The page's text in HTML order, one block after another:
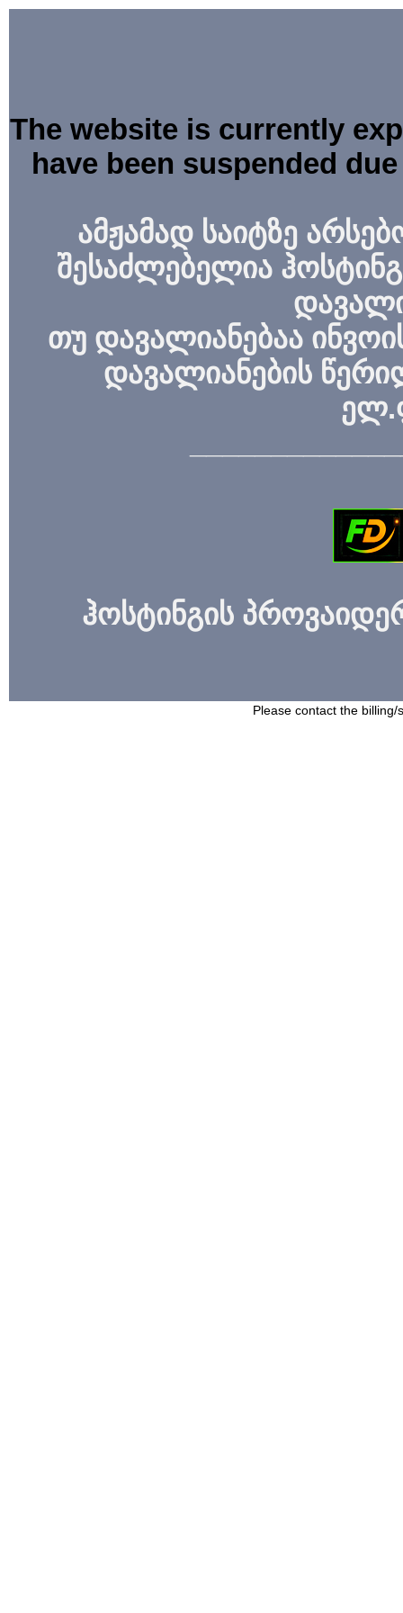
The website is currently
have been suspended
ამჟამად საიტზე
შესაძლებელია
თუ დავალიანებაა
დავალიანების
ჰოსტინგის
Please contact the